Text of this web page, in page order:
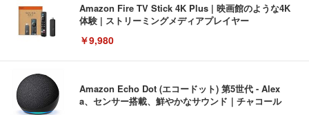
Amazon Fire TV Stick 4K Plus | 映画館のような4K
体験 | ストリーミングメディアプレイヤー
￥9,980
Amazon Echo Dot (エコードット) 第5世代 - Alex
a、センサー搭載、鮮やかなサウンド｜チャコール